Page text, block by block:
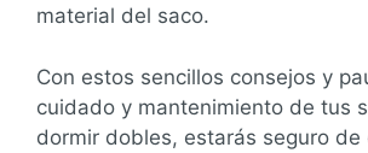
material del saco.
Con estos sencillos consejos y
cuidado y mantenimiento de tus
dormir dobles, estarás seguro de